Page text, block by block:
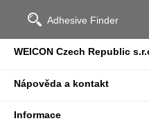
Adhesive Finder
WEICON Czech Republic
Nápověda a kontakt
Informace